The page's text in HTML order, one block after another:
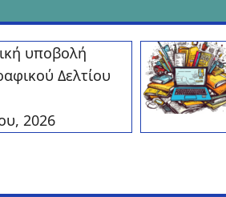
υποβολή
Δελτίου
2026